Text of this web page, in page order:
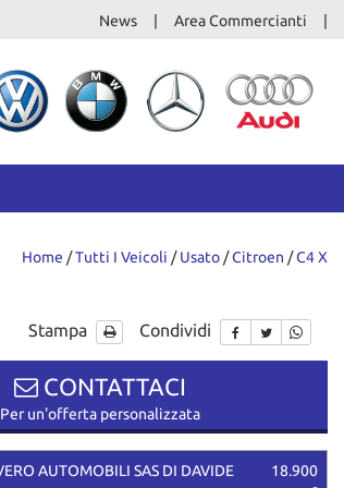
News Area Commercianti
Home /Tutti I Veicoli /Usato /Citroen /C4 X
Stampa Condividi
CONTATTACI
Per un'offerta personalizzata
AUTOMOBILI SAS DI DAVIDE
18.900